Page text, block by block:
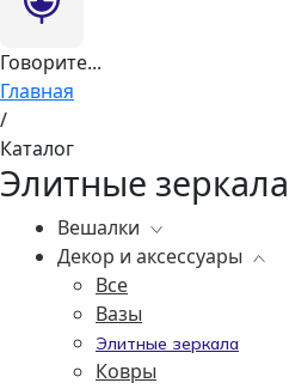
Говорите...
Главная
/
Каталог
Элитные зеркала
Вешалки
Все
Декор и аксессуары
Все
Вазы
Элитные зеркала
Ковры